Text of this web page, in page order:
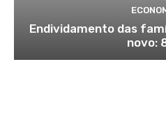
Endividamento das
novo: